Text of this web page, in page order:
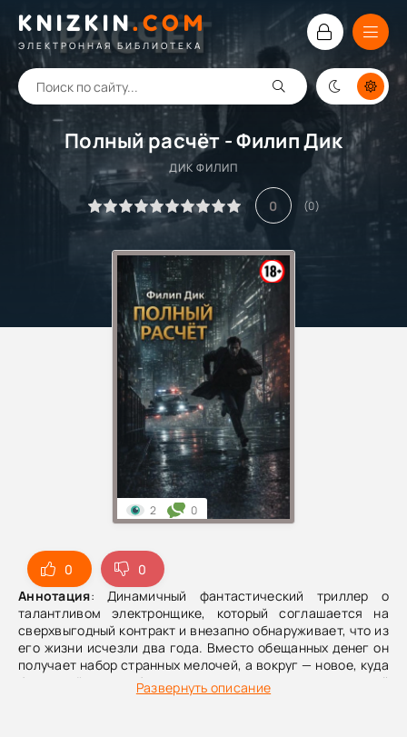
KNIZKIN.COM
ЭЛЕКТРОННАЯ БИБЛИОТЕКА
Полный расчёт - Филип Дик
ДИК ФИЛИП
0 (0)
0
0
Аннотация: Динамичный фантастический триллер о
талантливом электронщике, который соглашается на
сверхвыгодный контракт и внезапно обнаруживает, что из
его жизни исчезли два года. Вместо обещанных денег он
получает набор странных мелочей, а вокруг — новое, куда
более жёсткое общество и интерес к его “прошлой
работе” со стороны всесильной службы безопасности.
Развернуть описание
2 0